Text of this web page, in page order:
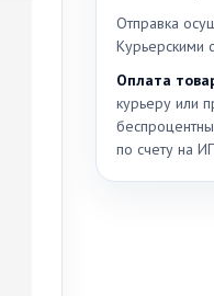
Отправка
Курьерскими
Оплата
курьеру или
по счету на